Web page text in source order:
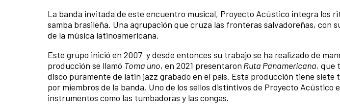
La banda invitada de este encuentro musical, Proyecto Acústico integra los
samba brasileña. Una agrupación que cruza las fronteras salvadoreñas, con
de la música latinoamericana.
Este grupo inició en 2007 y desde entonces su trabajo se ha realizado de
producción se llamó Toma uno, en 2021 presentaron Ruta Panamericana, que
disco puramente de latin jazz grabado en el país. Esta producción tiene siete
por miembros de la banda. Uno de los sellos distintivos de Proyecto Acústico
instrumentos como las tumbadoras y las congas.